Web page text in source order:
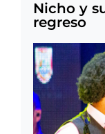
e
b
o
k
er
Nicho y
regreso